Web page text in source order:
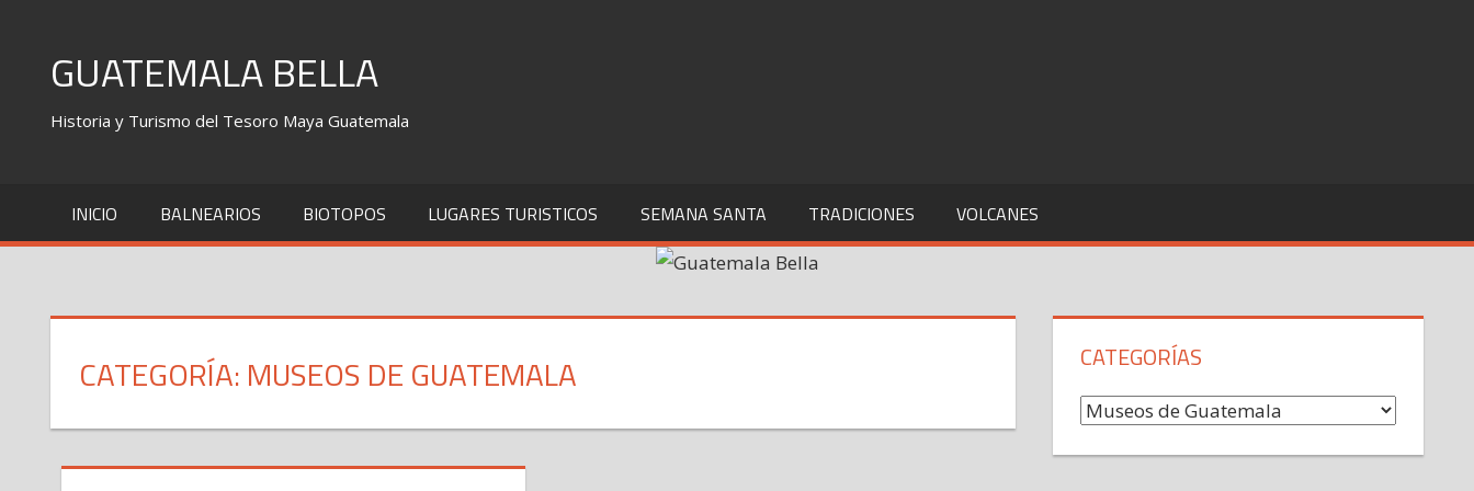
contentGUATEMALA BELLA
Historia y Turismo del Tesoro Maya Guatemala
INICIO BALNEARIOS BIOTOPOS LUGARES TURISTICOS SEMANA SANTA TRADICIONES VOLCANES
CATEGORÍA: MUSEOS DE GUATEMALA CATEGORÍAS
Categorías